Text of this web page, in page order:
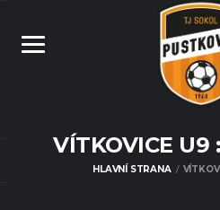
VÍTKOVICE U9
HLAVNÍ STRANA